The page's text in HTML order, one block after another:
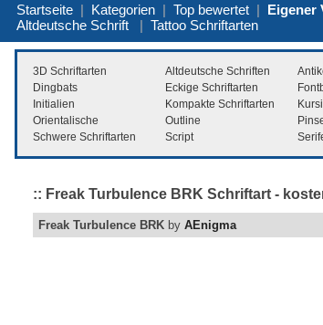
Startseite | Kategorien | Top bewertet | Eigener
Altdeutsche Schrift | Tattoo Schriftarten
3D Schriftarten Altdeutsche Schriften
Dingbats
Eckige Schriftarten
Initialien
Kompakte Schriftarten
Orientalische
Outline
Schwere Schriftarten
Script
:: Freak Turbulence BRK Schriftart -
Freak Turbulence BRK by AEnigma